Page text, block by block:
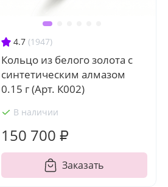
4.7 (1947)
Кольцо из белого золота с
синтетическим алмазом
0.15 г (Арт. К002)
В наличии
150 700 ₽
Заказать